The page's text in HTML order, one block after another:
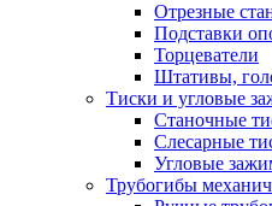
Отрезные
Подставки
Торцеватели
Штативы,
Тиски и угловые
Станочные
Слесарные
Угловые
Трубогибы